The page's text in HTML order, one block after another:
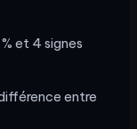
et 4 signes
entre